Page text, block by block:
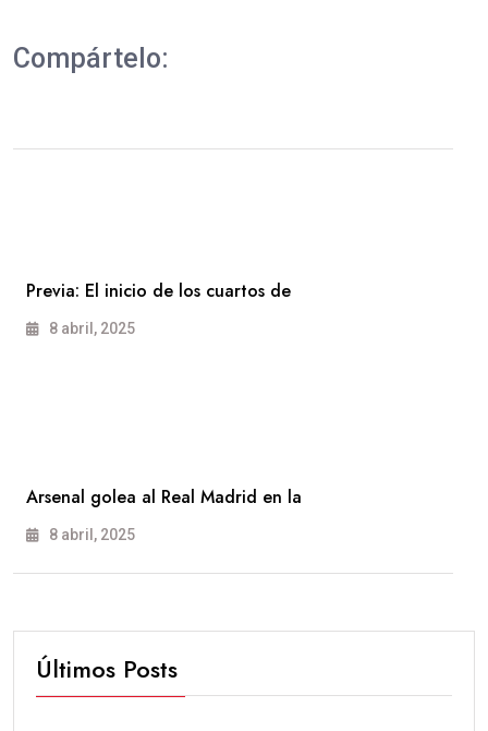
Compártelo:
Previa: El inicio de los cuartos de
8 abril, 2025
Arsenal golea al Real Madrid en la
8 abril, 2025
Últimos Posts